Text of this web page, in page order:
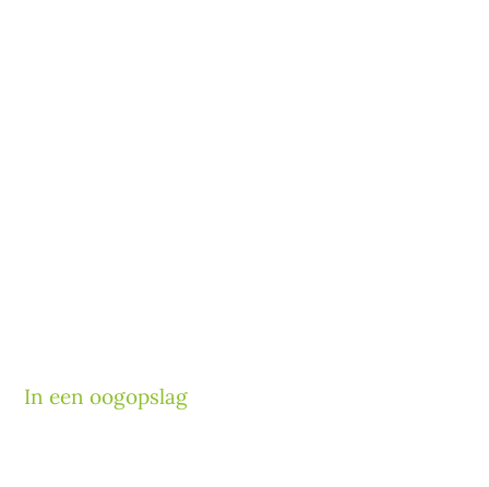
In een oogopslag